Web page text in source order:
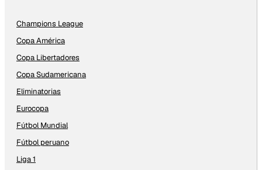
Champions League
Copa América
Copa Libertadores
Copa Sudamericana
Eliminatorias
Eurocopa
Fútbol Mundial
Fútbol peruano
Liga 1